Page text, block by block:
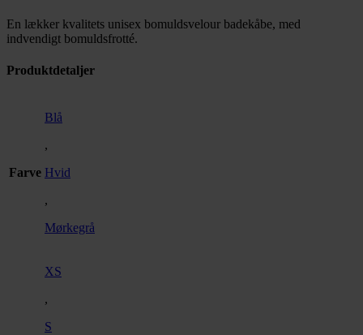
En lækker kvalitets unisex bomuldsvelour badekåbe, med
indvendigt bomuldsfrotté.
Produktdetaljer
Farve
Blå
,
Hvid
,
Mørkegrå
XS
,
S